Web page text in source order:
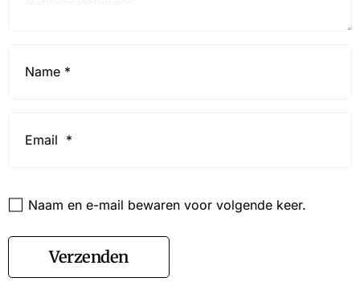
Naam en e-mail bewaren voor volgende keer.
Verzenden